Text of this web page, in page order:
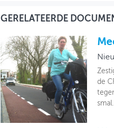
GERELATEERDE
de
smal.